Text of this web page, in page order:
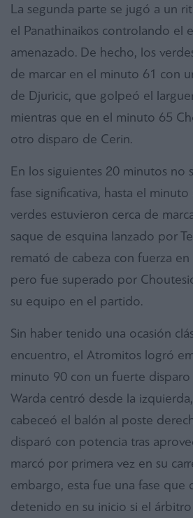
La segunda parte se jugó a un
el Panathinaikos controlando el
amenazado. De hecho, los
de marcar en el minuto 61 con
de Djuricic, que golpeó el
mientras que en el minuto 65
otro disparo de Cerin.
En los siguientes 20 minutos no
fase significativa, hasta el
verdes estuvieron cerca de
saque de esquina lanzado por
remató de cabeza con fuerza
pero fue superado por
su equipo en el partido.
Sin haber tenido una ocasión
encuentro, el Atromitos logró
minuto 90 con un fuerte disparo
Warda centró desde la
cabeceó el balón al poste
disparó con potencia tras
marcó por primera vez en su
embargo, esta fue una fase que
detenido en su inicio si el